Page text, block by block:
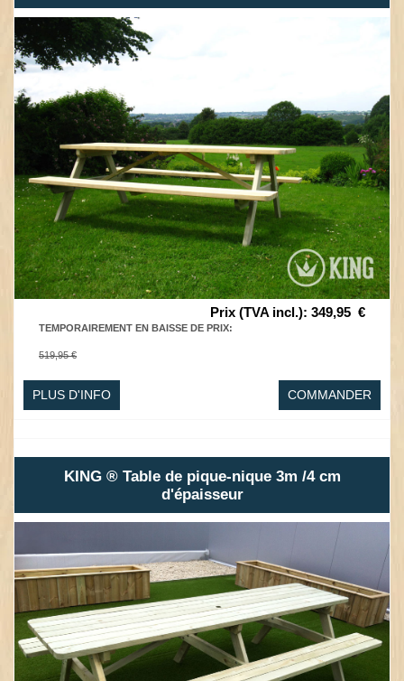
Prix (TVA incl.): 349,95 €
TEMPORAIREMENT EN BAISSE DE PRIX:
519,95 €
PLUS D'INFO COMMANDER
KING ® Table de pique-nique 3m /4 cm
d'épaisseur